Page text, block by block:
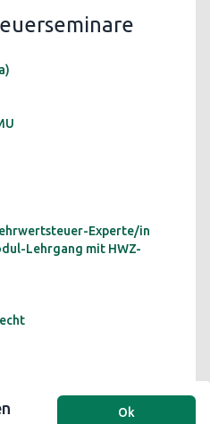
Experte/in
Lehrgang mit HWZ-
Ok